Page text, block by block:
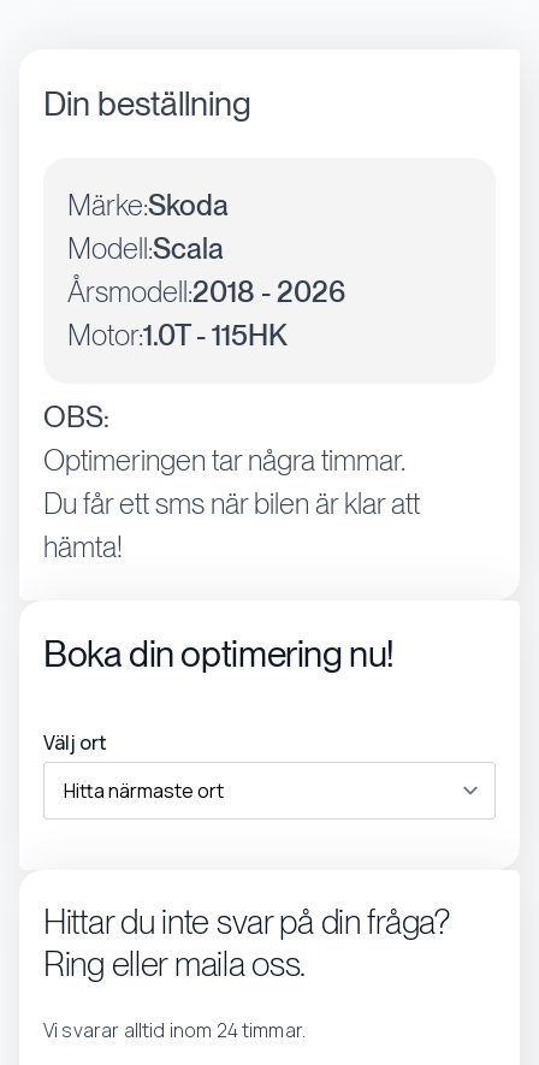
Din beställning
Märke:Skoda
Modell:Scala
Årsmodell:2018 - 2026
Motor:1.0T - 115HK
OBS:
Optimeringen tar några timmar.
Du får ett sms när bilen är klar att
hämta!
Boka din optimering nu!
Välj ort
Hittar du inte svar på din fråga?
Ring eller maila oss.
Vi svarar alltid inom 24 timmar.